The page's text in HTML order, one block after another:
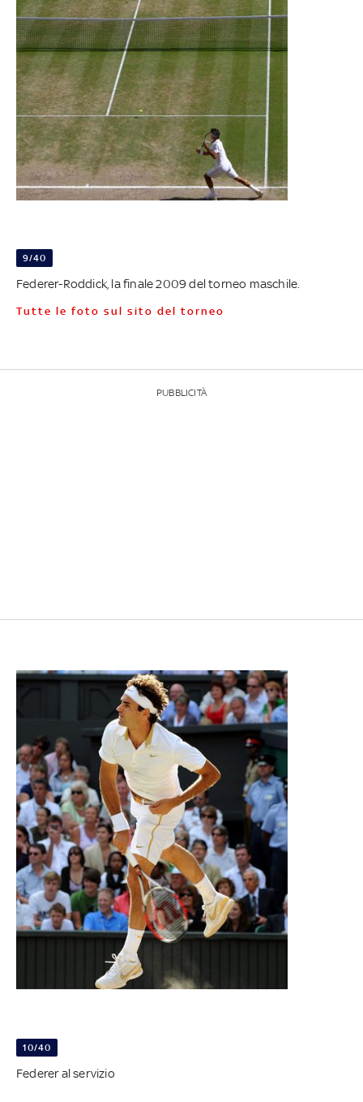
9/40
Federer-Roddick, la finale 2009 del torneo maschile.
Tutte le foto sul sito del torneo
PUBBLICITÀ
10/40
Federer al servizio